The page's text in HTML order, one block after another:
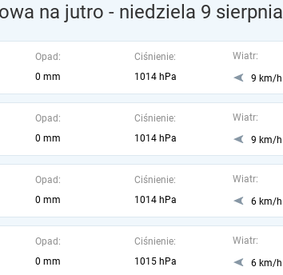
na jutro - niedziela 9 sierpnia
Opad:
0 mm
Ciśnienie:
1014 hPa
Wiatr:
9 km/h
Opad:
0 mm
Ciśnienie:
1014 hPa
Wiatr:
9 km/h
Opad:
0 mm
Ciśnienie:
1014 hPa
Wiatr:
6 km/h
Opad:
0 mm
Ciśnienie:
1015 hPa
Wiatr:
6 km/h